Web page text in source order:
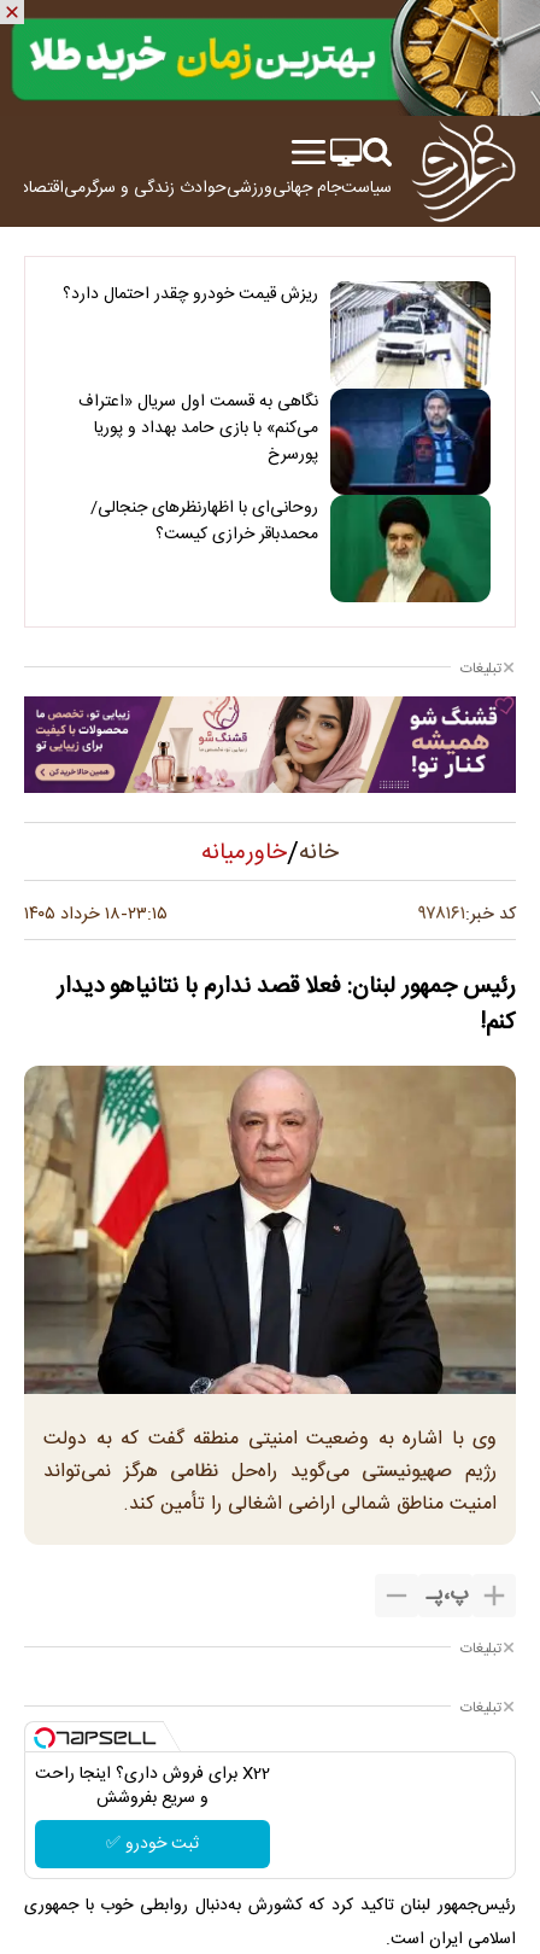
سیاستجام جهانیورزشیحوادث زندگی و سرگرمیاقتصاد
ریزش قیمت خودرو چقدر احتمال دارد؟
نگاهی به قسمت اول سریال «اعتراف
می‌کنم» با بازی حامد بهداد و پوریا
پورسرخ
روحانی‌ای با اظهارنظرهای جنجالی/
محمدباقر خرازی کیست؟
تبلیغات
خانه/خاورمیانه
کد خبر:۹۷۸۱۶۱ ۲۳:۱۵-۱۸ خرداد ۱۴۰۵
رئیس جمهور لبنان: فعلا قصد ندارم با نتانیاهو دیدار
کنم!
وی با اشاره به وضعیت امنیتی منطقه گفت که به دولت
رژیم صهیونیستی می‌گوید راه‌حل نظامی هرگز نمی‌تواند
امنیت مناطق شمالی اراضی اشغالی را تأمین کند.
پ،پـ
تبلیغات
تبلیغات
X22 برای فروش داری؟ اینجا راحت
و سریع بفروشش
ثبت خودرو ✅
رئیس‌جمهور لبنان تاکید کرد که کشورش به‌دنبال روابطی خوب با جمهوری
اسلامی ایران است.